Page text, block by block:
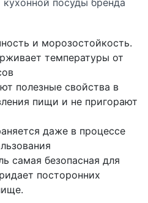
посуды бренда
и морозостойкость.
температуры от
полезные свойства в
пищи и не пригорают
даже в процессе
самая безопасная для
посторонних